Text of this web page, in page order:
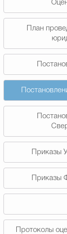
План
Приказы
Приказы
Протоколы